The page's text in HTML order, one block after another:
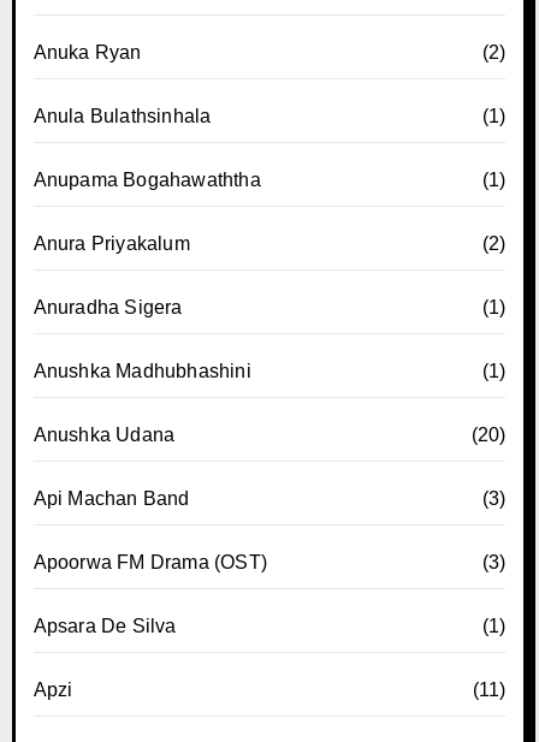
Anuka Ryan (2)
Anula Bulathsinhala (1)
Anupama Bogahawaththa (1)
Anura Priyakalum (2)
Anuradha Sigera (1)
Anushka Madhubhashini (1)
Anushka Udana (20)
Api Machan Band (3)
Apoorwa FM Drama (OST) (3)
Apsara De Silva (1)
Apzi (11)